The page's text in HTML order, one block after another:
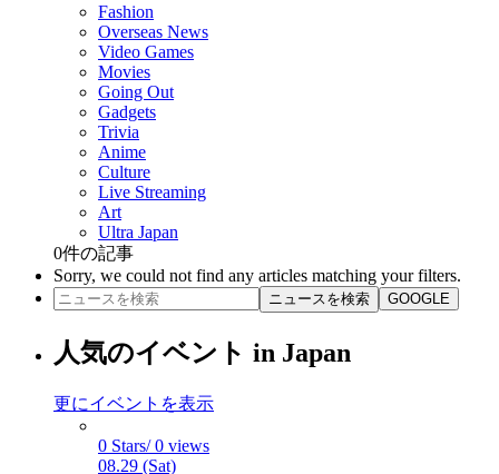
Fashion
Overseas News
Video Games
Movies
Going Out
Gadgets
Trivia
Anime
Culture
Live Streaming
Art
Ultra Japan
0件の記事
Sorry, we could not find any articles matching your filters.
ニュースを検索 GOOGLE
人気のイベント in Japan
更にイベントを表示
0 Stars/ 0 views
08.29 (Sat)